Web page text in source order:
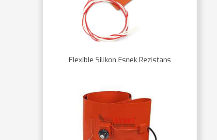
Flexible Silikon Esnek Rezistans